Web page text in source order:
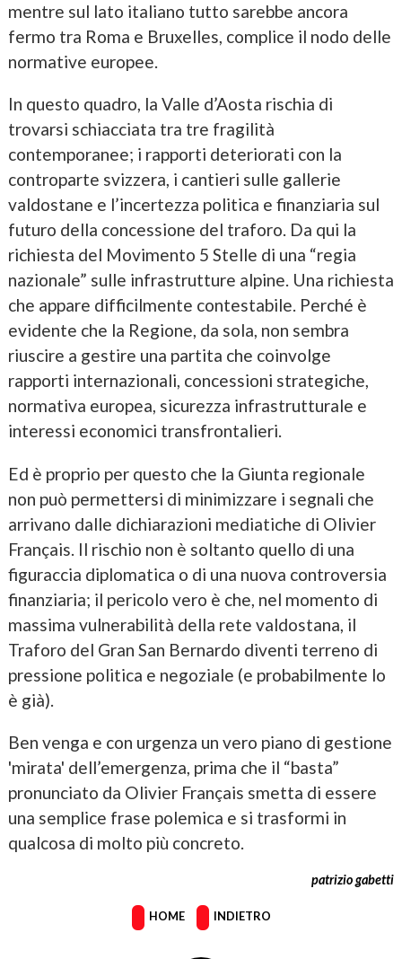
mentre sul lato italiano tutto sarebbe ancora
fermo tra Roma e Bruxelles, complice il nodo delle
normative europee.
In questo quadro, la Valle d’Aosta rischia di
trovarsi schiacciata tra tre fragilità
contemporanee; i rapporti deteriorati con la
controparte svizzera, i cantieri sulle gallerie
valdostane e l’incertezza politica e finanziaria sul
futuro della concessione del traforo. Da qui la
richiesta del Movimento 5 Stelle di una “regia
nazionale” sulle infrastrutture alpine. Una richiesta
che appare difficilmente contestabile. Perché è
evidente che la Regione, da sola, non sembra
riuscire a gestire una partita che coinvolge
rapporti internazionali, concessioni strategiche,
normativa europea, sicurezza infrastrutturale e
interessi economici transfrontalieri.
Ed è proprio per questo che la Giunta regionale
non può permettersi di minimizzare i segnali che
arrivano dalle dichiarazioni mediatiche di Olivier
Français. Il rischio non è soltanto quello di una
figuraccia diplomatica o di una nuova controversia
finanziaria; il pericolo vero è che, nel momento di
massima vulnerabilità della rete valdostana, il
Traforo del Gran San Bernardo diventi terreno di
pressione politica e negoziale (e probabilmente lo
è già).
Ben venga e con urgenza un vero piano di gestione
'mirata' dell’emergenza, prima che il “basta”
pronunciato da Olivier Français smetta di essere
una semplice frase polemica e si trasformi in
qualcosa di molto più concreto.
patrizio gabetti
HOME INDIETRO